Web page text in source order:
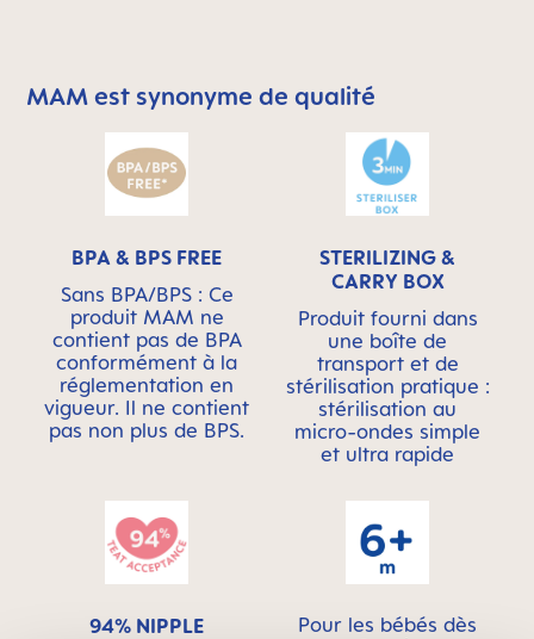
Skip MAM Means Quality Icon Bar
MAM est synonyme de qualité
BPA & BPS FREE
Sans BPA/BPS : Ce
produit MAM ne
contient pas de BPA
conformément à la
réglementation en
vigueur. Il ne contient
pas non plus de BPS.
STERILIZING &
CARRY BOX
Produit fourni dans
une boîte de
transport et de
stérilisation pratique :
stérilisation au
micro-ondes simple
et ultra rapide
94% NIPPLE
Pour les bébés dès